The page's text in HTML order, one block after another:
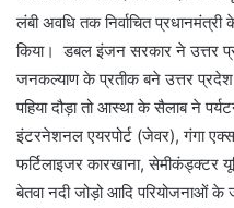
लंबी अवधि तक निर्वाचित
किया। डबल इंजन सरकार ने उत्तर
जनकल्याण के प्रतीक बने उत्तर
पहिया दौड़ा तो आस्था के सैलाब ने
इंटरनेशनल एयरपोर्ट (जेवर), गंगा
फर्टिलाइजर कारखाना, सेमीकंड्क्टर
बेतवा नदी जोड़ो आदि परियोजनाओं